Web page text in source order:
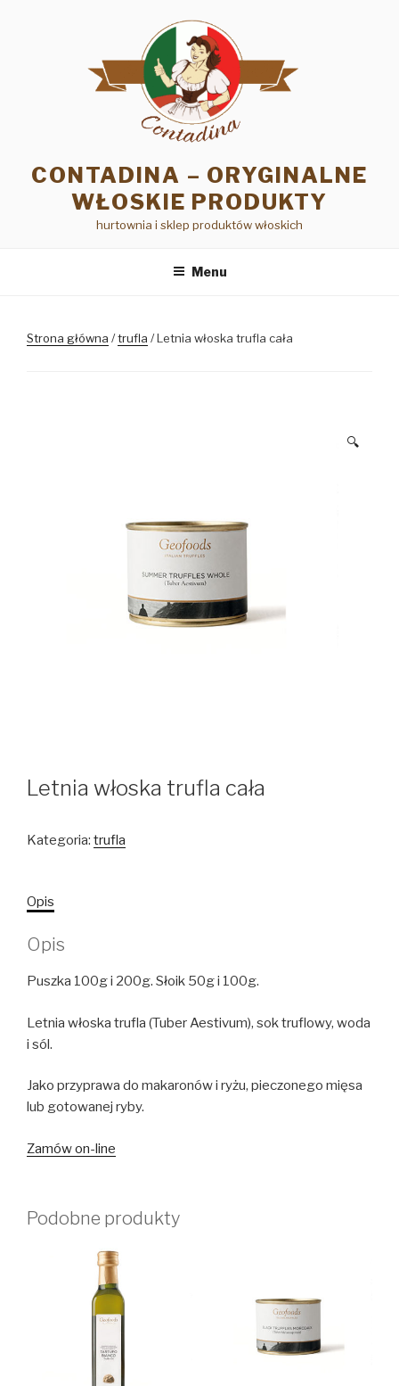
CONTADINA – ORYGINALNE
WŁOSKIE PRODUKTY
hurtownia i sklep produktów włoskich
Menu
Strona główna /trufla / Letnia włoska trufla cała
🔍
Letnia włoska trufla cała
Kategoria: trufla
Opis
Opis
Puszka 100g i 200g. Słoik 50g i 100g.
Letnia włoska trufla (Tuber Aestivum), sok truflowy, woda
i sól.
Jako przyprawa do makaronów i ryżu, pieczonego mięsa
lub gotowanej ryby.
Zamów on-line
Podobne produkty